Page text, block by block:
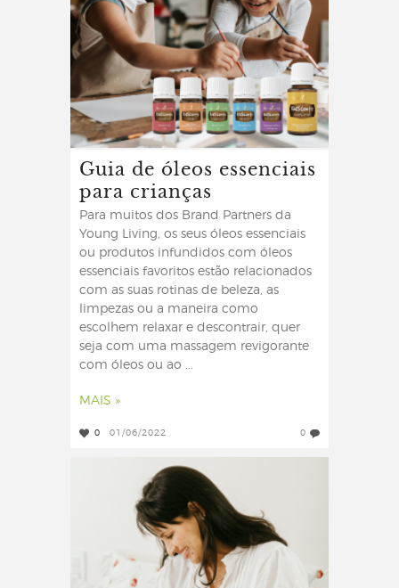
Guia de óleos essenciais
para crianças
Para muitos dos Brand Partners da
Young Living, os seus óleos essenciais
ou produtos infundidos com óleos
essenciais favoritos estão relacionados
com as suas rotinas de beleza, as
limpezas ou a maneira como
escolhem relaxar e descontrair, quer
seja com uma massagem revigorante
com óleos ou ao ...
MAIS »
0 01/06/2022 0